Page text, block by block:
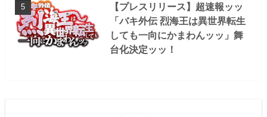
【プレスリリース】超速報ッッ
「バキ外伝 烈海王は異世界転生
しても一向にかまわんッッ」舞
台化決定ッッ！